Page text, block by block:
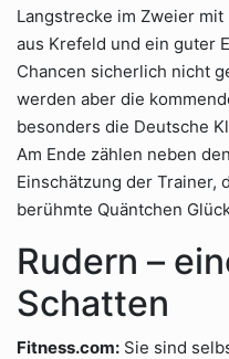
Langstrecke im Zweier
aus Krefeld und ein guter
Chancen sicherlich nicht
werden aber die
besonders die Deutsche
Am Ende zählen neben
Einschätzung der Trainer,
berühmte Quäntchen
Rudern –
Schatten
Fitness.com: Sie sind